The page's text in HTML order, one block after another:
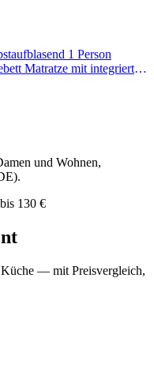
1 Person
Matratze mit integrierter
mit Pumpe und
und Wohnen,
130 €
— mit Preisvergleich,